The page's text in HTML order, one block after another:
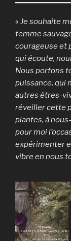
« Je souhaite
femme
courageuse et
qui écoute,
Nous portons
puissance, qui
autres êtres-
réveiller cette
plantes, à
pour moi
expérimenter
vibre en nous